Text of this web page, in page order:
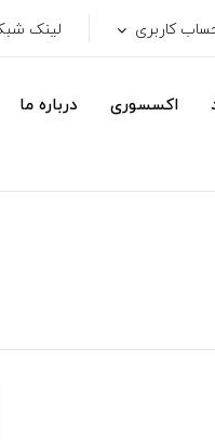
کاربری لینک
اکسسوری درباره ما